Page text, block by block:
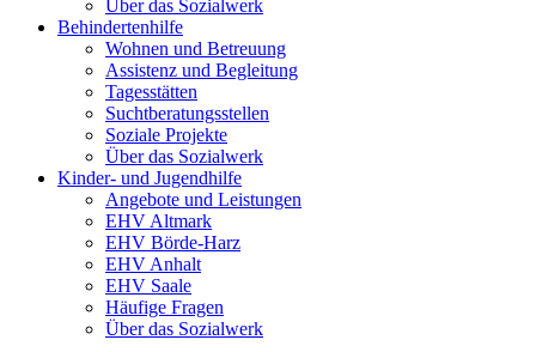
Über das Sozialwerk
Behindertenhilfe
Wohnen und Betreuung
Assistenz und Begleitung
Tagesstätten
Suchtberatungsstellen
Soziale Projekte
Über das Sozialwerk
Kinder- und Jugendhilfe
Angebote und Leistungen
EHV Altmark
EHV Börde-Harz
EHV Anhalt
EHV Saale
Häufige Fragen
Über das Sozialwerk